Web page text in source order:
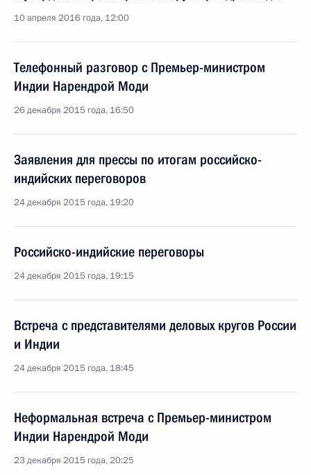
10 апреля 2016 года, 12:00
Телефонный разговор с Премьер-министром
Индии Нарендрой Моди
26 декабря 2015 года, 16:50
Заявления для прессы по итогам российско-
индийских переговоров
24 декабря 2015 года, 19:20
Российско-индийские переговоры
24 декабря 2015 года, 19:15
Встреча с представителями деловых кругов России
и Индии
24 декабря 2015 года, 18:45
Неформальная встреча с Премьер-министром
Индии Нарендрой Моди
23 декабря 2015 года, 20:25